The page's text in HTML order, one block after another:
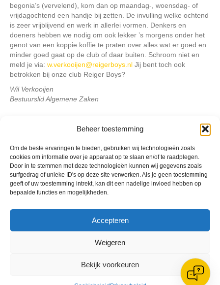
Beheer toestemming
Om de beste ervaringen te bieden, gebruiken wij technologieën zoals
cookies om informatie over je apparaat op te slaan en/of te raadplegen.
Door in te stemmen met deze technologieën kunnen wij gegevens zoals
surfgedrag of unieke ID's op deze site verwerken. Als je geen toestemming
geeft of uw toestemming intrekt, kan dit een nadelige invloed hebben op
bepaalde functies en mogelijkheden.
Accepteren
Weigeren
Bekijk voorkeuren
begonia’s (vervelend), kom dan op maandag-, woensdag- of
vrijdagochtend een handje bij zetten. De invulling welke ochtend
is zeer vrijblijvend en werk in allerlei vormen. Denkers en
doeners hebben we nodig om ook lekker ’s morgens onder het
genot van een koppie koffie te praten over alles wat er goed en
minder goed gaat op de club of daar buiten. Schroom niet en
meld je via: w.verkooijen@reigerboys.nl Jij bent toch ook
betrokken bij onze club Reiger Boys?
Wil Verkooijen
Bestuurslid Algemene Zaken
Berichten seizoen 2014-2015
VV Reiger Boys
Google maps route